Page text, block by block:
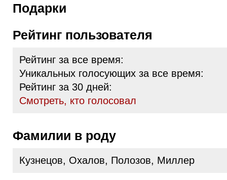
Подарки
Рейтинг пользователя
Рейтинг за все время:
Уникальных голосующих за все время:
Рейтинг за 30 дней:
Cмотреть, кто голосовал
Фамилии в роду
Кузнецов, Охалов, Полозов, Миллер